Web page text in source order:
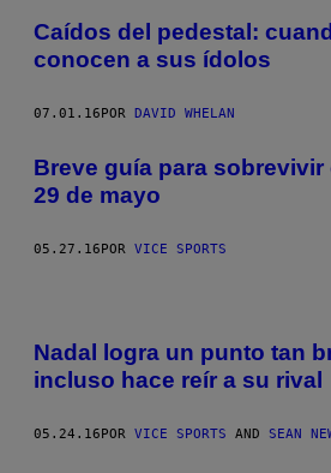
Caídos del pedestal:
conocen a sus ídolos
07.01.16POR DAVID WHELAN
Breve guía para sobrevivir
29 de mayo
05.27.16POR VICE SPORTS
Nadal logra un punto tan
incluso hace reír a su rival
05.24.16 POR VICE SPORTS AND SEAN